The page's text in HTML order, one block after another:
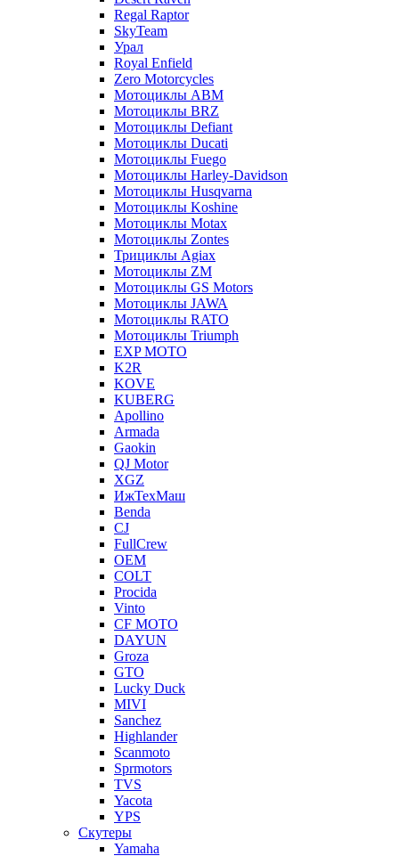
Regal Raptor
SkyTeam
Урал
Royal Enfield
Zero Motorcycles
Мотоциклы ABM
Мотоциклы BRZ
Мотоциклы Defiant
Мотоциклы Ducati
Мотоциклы Fuego
Мотоциклы Harley-Davidson
Мотоциклы Husqvarna
Мотоциклы Koshine
Мотоциклы Motax
Мотоциклы Zontes
Трициклы Agiax
Мотоциклы ZM
Мотоциклы GS Motors
Мотоциклы JAWA
Мотоциклы RATO
Мотоциклы Triumph
EXP MOTO
K2R
KOVE
KUBERG
Apollino
Armada
Gaokin
QJ Motor
XGZ
ИжТехМаш
Benda
CJ
FullCrew
OEM
COLT
Procida
Vinto
CF MOTO
DAYUN
Groza
GTO
Lucky Duck
MIVI
Sanchez
Highlander
Scanmoto
Sprmotors
TVS
Yacota
YPS
Скутеры
Yamaha